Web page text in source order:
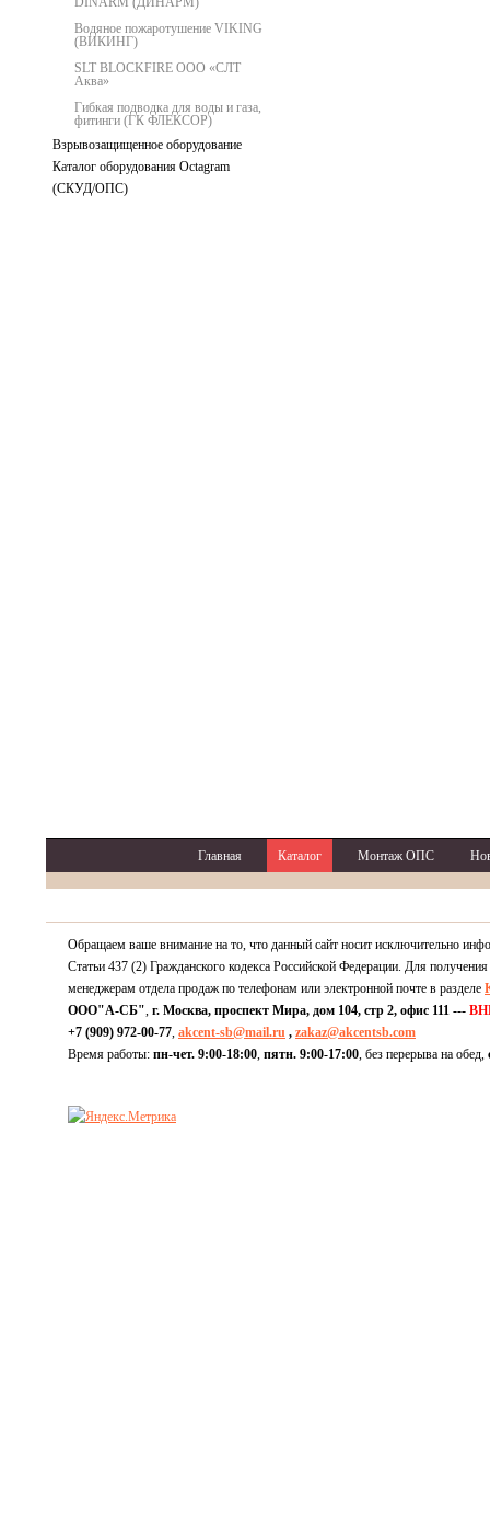
Водяное пожаротушение VIKING
(ВИКИНГ)
SLT BLOCKFIRE ООО «СЛТ
Аква»
Гибкая подводка для воды и газа,
фитинги (ГК ФЛЕКСОР)
Взрывозащищенное оборудование
Каталог оборудования Octagram
(СКУД/ОПС)
Главная Каталог Монтаж ОПС
Обращаем ваше внимание на то, что данный сайт носит исключительно
Статьи 437 (2) Гражданского кодекса Российской Федерации. Для
менеджерам отдела продаж по телефонам или электронной почте в разделе
ООО"А-СБ", г. Москва, проспект Мира, дом 104, стр 2, офис 111 ---
+7 (909) 972-00-77, akcent-sb@mail.ru , zakaz@akcentsb.com
Время работы: пн-чет. 9:00-18:00, пятн. 9:00-17:00, без перерыва на обед,